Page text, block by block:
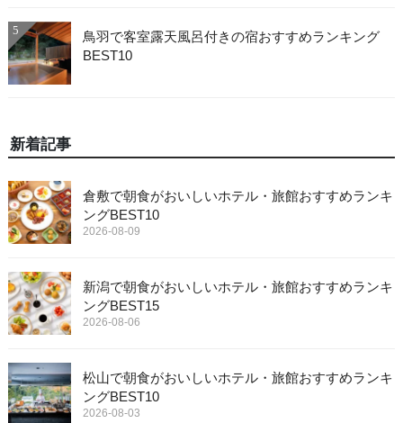
5
鳥羽で客室露天風呂付きの宿おすすめランキング
BEST10
新着記事
倉敷で朝食がおいしいホテル・旅館おすすめランキ
ングBEST10
2026-08-09
新潟で朝食がおいしいホテル・旅館おすすめランキ
ングBEST15
2026-08-06
松山で朝食がおいしいホテル・旅館おすすめランキ
ングBEST10
2026-08-03